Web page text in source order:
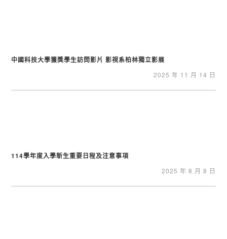
中國科技大學獲獎學生訪問影片 影視系柏林獨立影展
2025 年 11 月 14 日
114學年度入學新生重要日程及注意事項
2025 年 8 月 8 日